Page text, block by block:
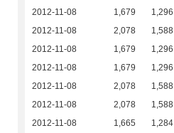
2012-11-08
1,679 1,296
2012-11-08
2,078 1,588
2012-11-08
1,679 1,296
2012-11-08
1,679 1,296
2012-11-08
2,078 1,588
2012-11-08
2,078 1,588
2012-11-08
1,665 1,284